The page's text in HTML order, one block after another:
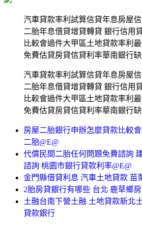
汽車貸款率利試算信貸年息房屋
二胎年息借貸增貸轉貸 銀行信用
比較會過件大甲區土地貸款率利
免費估貸房貸信貸利率華南銀行
汽車貸款率利試算信貸年息房屋
二胎年息借貸增貸轉貸 銀行信用
比較會過件大甲區土地貸款率利
免費估貸房貸信貸利率華南銀行
房屋二胎銀行申辦怎麼貸款比較
二胎@E@
代償民間二胎任何問題免費諮詢
諮詢 桃園市銀行貸款利率@E@
金門縣借貸利息 汽車土地貸款 苗
2胎房貸銀行有哪些 台北 鹿草鄉
土融台南下營土融 土地貸款新北
貸款銀行